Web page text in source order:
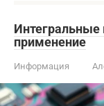
применение
Информация